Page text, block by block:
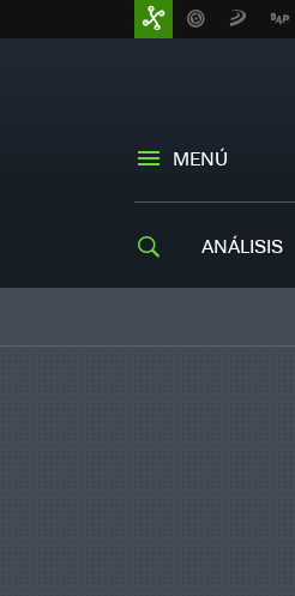
MENÚ
ANÁLISIS